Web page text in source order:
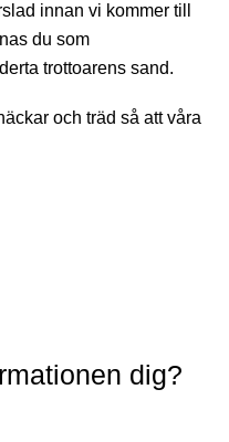
innan vi kommer till
du som
trottoarens sand.
och träd så att våra
dig?